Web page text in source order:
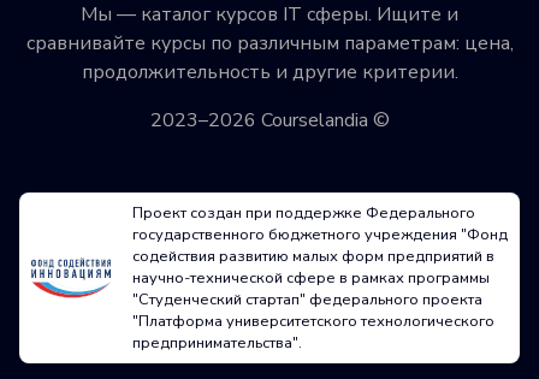
Мы — каталог курсов IT сферы. Ищите и
сравнивайте курсы по различным параметрам: цена,
продолжительность и другие критерии.
2023–2026 Courselandia ©
Проект создан при поддержке Федерального
государственного бюджетного учреждения "Фонд
содействия развитию малых форм предприятий в
научно-технической сфере в рамках программы
"Студенческий стартап" федерального проекта
"Платформа университетского технологического
предпринимательства".